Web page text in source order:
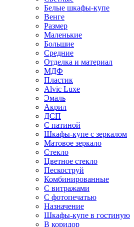
Белые шкафы-купе
Венге
Размер
Маленькие
Большие
Средние
Отделка и материал
МДФ
Пластик
Alvic Luxe
Эмаль
Акрил
ДСП
С патиной
Шкафы-купе с зеркалом
Матовое зеркало
Стекло
Цветное стекло
Пескоструй
Комбинированные
С витражами
С фотопечатью
Назначение
Шкафы-купе в гостиную
В коридор